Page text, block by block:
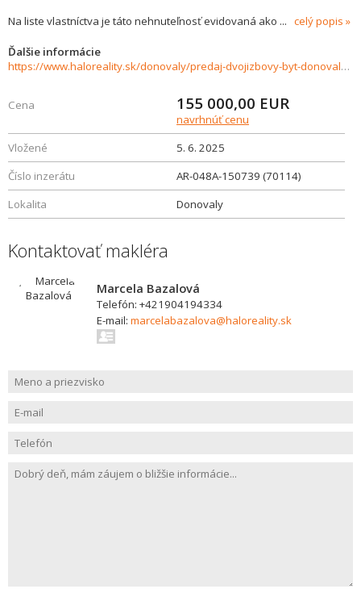
Na liste vlastníctva je táto nehnuteľnosť evidovaná ako ... celý popis
Ďalšie informácie
https://www.haloreality.sk/donovaly/predaj-dvojizbovy-byt-donovaly-apartmanovy-dom-horec/70114
Cena 155 000,00 EUR
navrhnúť cenu
Vložené
5. 6. 2025
Číslo inzerátu
AR-048A-150739 (70114)
Lokalita
Donovaly
Kontaktovať makléra
Marcela Bazalová
Telefón: +421904194334
E-mail: marcelabazalova@haloreality.sk